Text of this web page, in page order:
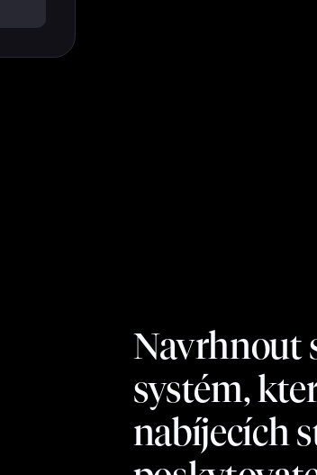
Navrhnout
systém,
nabíjecích